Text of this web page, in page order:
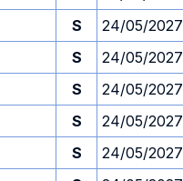
S 24/05/2027
S 24/05/2027
S 24/05/2027
S 24/05/2027
S 24/05/2027